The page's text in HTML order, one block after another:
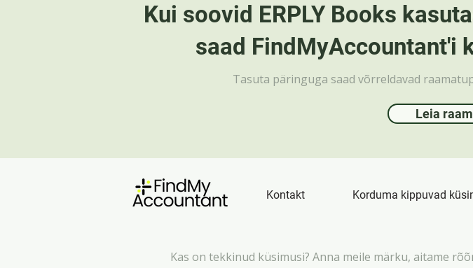
Kui soovid ERPLY Books
saad FindMyAccountant'i
Tasuta päringuga saad võrreldavad
Leia
Kontakt Korduma kippuvad
Kas on tekkinud küsimusi? Anna meile märku, aitame